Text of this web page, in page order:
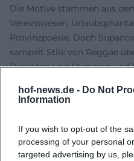
hof-news.de - Do Not
Information
If you wish to opt-out of the
processing of your personal
targeted advertising by us,
Die Motive stammen aus
Vereinswesen,
Provinzpoesie. Doch
sampelt Stile von Reggae
Dialekten und Stimmen und
Response-Elemente ein.
nur als bloße Imitation; sie
zugänglich.
Kultureller Einfluss: Der
Kabarett-Songs